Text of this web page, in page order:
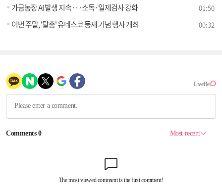
가금농장 AI 발생 지속···소독·일제검사 강화 01:50
이번 주말, '탈춤' 유네스코 등재 기념 행사 개최 00:32